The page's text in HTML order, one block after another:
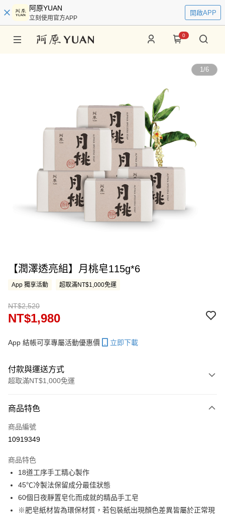
阿原YUAN
立刻使用官方APP
開啟APP
0
1/6
【潤澤透亮組】月桃皂115g*6
App 獨享活動 超取滿NT$1,000免運
NT$2,520
NT$1,980
App 結帳可享專屬活動優惠價 立即下載
付款與運送方式
超取滿NT$1,000免運
信用卡一次付款
LINE Pay
街口支付
悠遊付
全盈+PAY
商品特色
商品編號
10919349
商品特色
18道工序手工精心製作
45℃冷製法保留成分最佳狀態
60個日夜靜置皂化而成就的精品手工皂
※肥皂紙材皆為環保材質，若包裝紙出現顏色差異皆屬於正常現